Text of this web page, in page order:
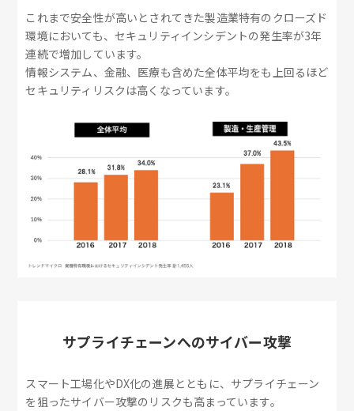
これまで安全性が高いとされてきた製造業特有のクローズド
環境においても、セキュリティインシデントの発生率が3年
連続で増加しています。
情報システム、金融、医療も含めた全体平均をも上回るほど
セキュリティリスクは高くなっています。
サプライチェーンへのサイバー攻撃
スマート工場化やDX化の進展とともに、サプライチェーン
を狙ったサイバー攻撃のリスクも高まっています。